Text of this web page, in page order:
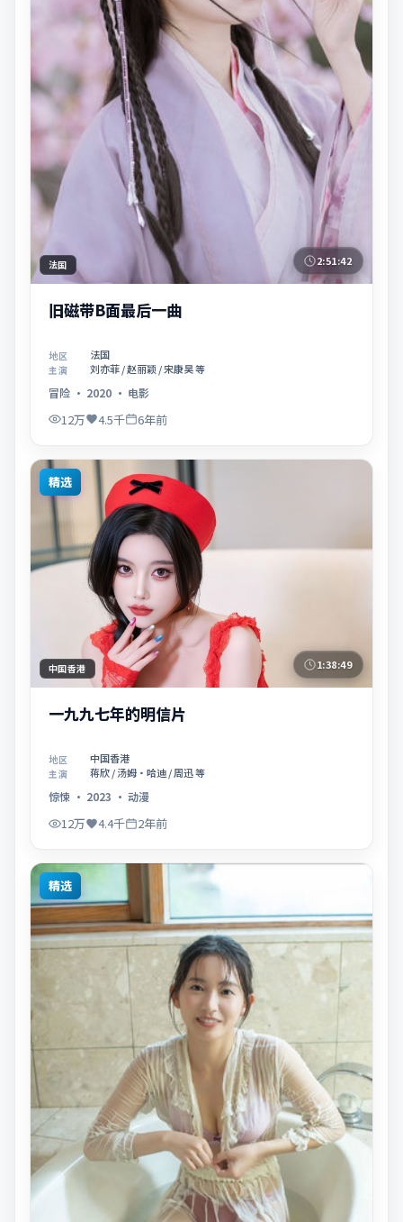
法国 2:51:42
旧磁带B面最后一曲
地区 法国
主演 刘亦菲 / 赵丽颖 / 宋康昊 等
冒险 · 2020 · 电影
12万 4.5千 6年前
精选
中国香港 1:38:49
一九九七年的明信片
地区 中国香港
主演 蒋欣 / 汤姆·哈迪 / 周迅 等
惊悚 · 2023 · 动漫
12万 4.4千 2年前
精选